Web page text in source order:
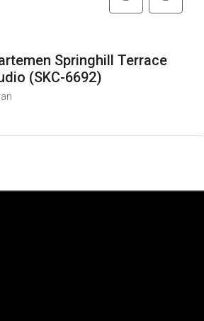
Springhill Terrace
(SKC-6692)